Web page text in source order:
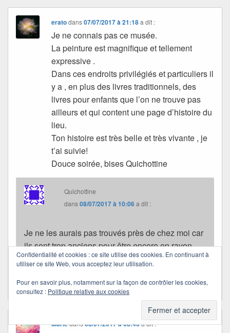
eratodans07/07/2017 à 21:18 a dit :
Je ne connais pas ce musée.
La peinture est magnifique et tellement
expressive .
Dans ces endroits privilégiés et particuliers il
y a , en plus des livres traditionnels, des
livres pour enfants que l’on ne trouve pas
ailleurs et qui content une page d’histoire du
lieu.
Ton histoire est très belle et très vivante , je
t’ai suivie!
Douce soirée, bises Quichottine
Quichottine
dans08/07/2017 à 10:06a dit :
Je ne les aurais pas trouvés près de chez moi car
ils sont trop anciens pour être encore en rayon.
Merci pour tout.
Bisous et douce journée.
Mariedans08/07/2017 à 08:43a dit :
Confidentialité et cookies : ce site utilise des cookies. En continuant à
utiliser ce site Web, vous acceptez leur utilisation.
Pour en savoir plus, notamment sur la façon de contrôler les cookies,
consultez : Politique relative aux cookies